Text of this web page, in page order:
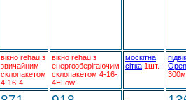
вікно rehau з
звичайним
склопакетом
4-16-4
вікно rehau з
енергозберігаючим
склопакетом 4-16-
4ELow
москітна
сітка 1шт.